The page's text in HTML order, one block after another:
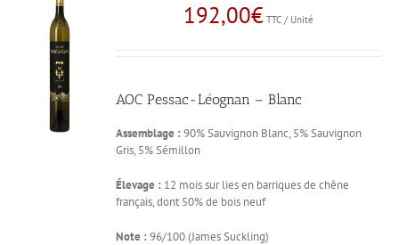
192,00€ TTC / Unité
AOC Pessac-Léognan – Blanc
Assemblage : 90% Sauvignon Blanc, 5% Sauvignon
Gris, 5% Sémillon
Élevage : 12 mois sur lies en barriques de chêne
français, dont 50% de bois neuf
Note : 96/100 (James Suckling)